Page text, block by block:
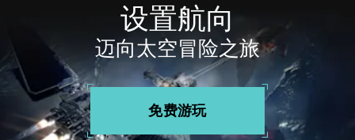
设置航向
迈向太空冒险之旅
免费游玩